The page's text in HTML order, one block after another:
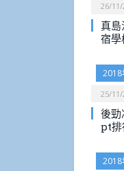
26/11/
真
宿學
2018
25/11/
後勁
pt排
2018